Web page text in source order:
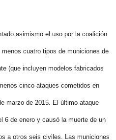
asimismo el uso por la coalición
cuatro tipos de municiones de
(que incluyen modelos fabricados
cinco ataques cometidos en
marzo de 2015. El último ataque
6 de enero y causó la muerte de un
a otros seis civiles. Las municiones